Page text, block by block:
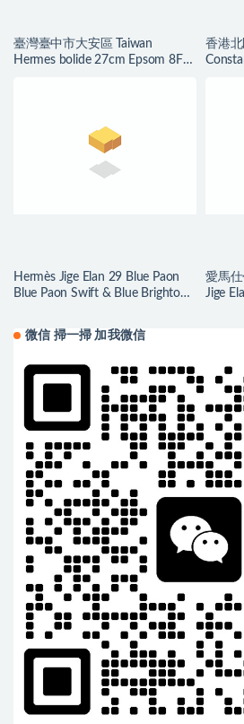
臺灣臺中市大安區 Taiwan
Hermes bolide 27cm Epsom 8F
香港
Hermès Jige Elan 29 Blue Paon
Blue Paon Swift & Blue Brighton
愛馬
Jige
微信 掃一掃 加我微信